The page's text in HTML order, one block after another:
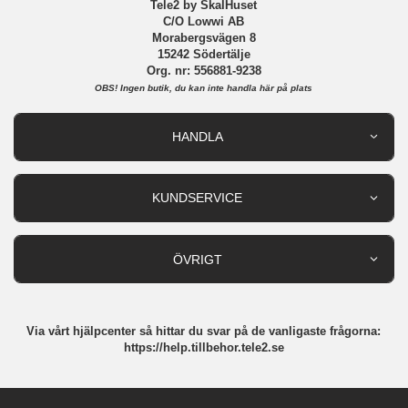
Tele2 by SkalHuset
C/O Lowwi AB
Morabergsvägen 8
15242 Södertälje
Org. nr: 556881-9238
OBS! Ingen butik, du kan inte handla här på plats
HANDLA
KUNDSERVICE
ÖVRIGT
Integritetspolicy
Via vårt hjälpcenter så hittar du svar på de vanligaste frågorna:
https://help.tillbehor.tele2.se